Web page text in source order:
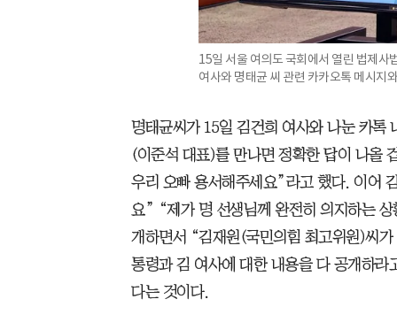
15일 서울 여의도 국회에서 열린 법제사
여사와 명태균 씨 관련 카카오톡 메시지
명태균씨가 15일 김건희 여사와 나눈 카톡
(이준석 대표)를 만나면 정확한 답이 나올
우리 오빠 용서해주세요”라고 했다. 이어
요” “제가 명 선생님께 완전히 의지하는
개하면서 “김재원(국민의힘 최고위원)씨
통령과 김 여사에 대한 내용을 다 공개하
다는 것이다.